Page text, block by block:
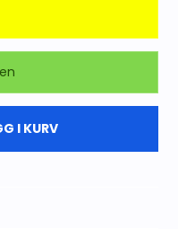
I KURV